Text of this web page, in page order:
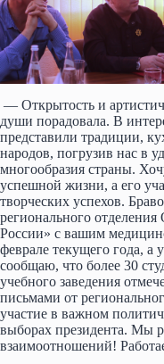
— Открытость и
души порадовала. В
представили традиции,
народов, погрузив нас в
многообразия страны.
успешной жизни, а его
творческих успехов.
регионального
России» с вашим
феврале текущего года, а
сообщаю, что более 30
учебного заведения
письмами от
участие в важном
выборах президента. Мы
взаимоотношений!